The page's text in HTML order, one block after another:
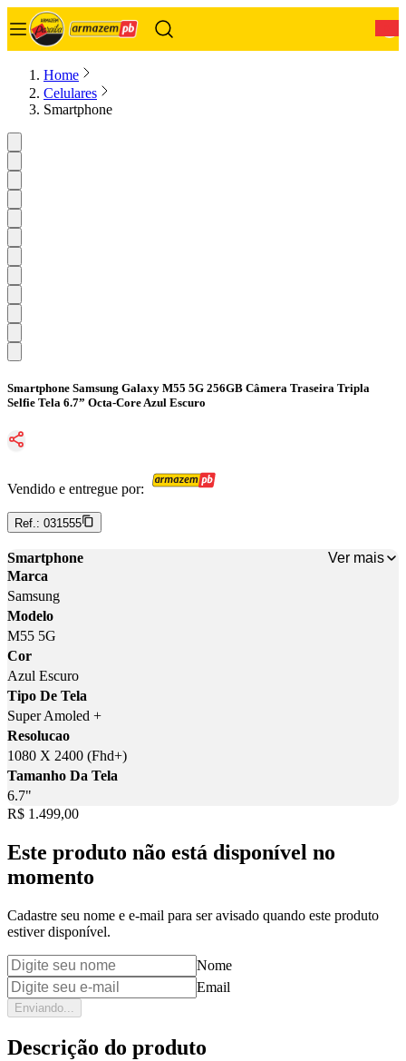
Home
Celulares
Smartphone
Smartphone Samsung Galaxy M55 5G 256GB Câmera Traseira Tripla
Selfie Tela 6.7” Octa-Core Azul Escuro
Vendido e entregue por:
Ref.: 031555
Smartphone
Ver mais
Marca
Samsung
Modelo
M55 5G
Cor
Azul Escuro
Tipo De Tela
Super Amoled +
Resolucao
1080 X 2400 (Fhd+)
Tamanho Da Tela
6.7"
Price:
R$ 1.499,00
Este produto não está disponível no
momento
Cadastre seu nome e e-mail para ser avisado quando este produto
estiver disponível.
Nome
Email
Enviando...
Descrição do produto